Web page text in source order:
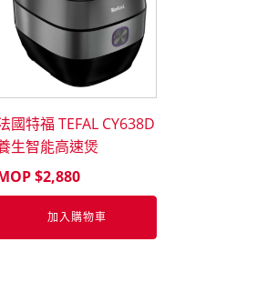
國特福 TEFAL CY638D
生智能高速煲
$2,880
加入購物車